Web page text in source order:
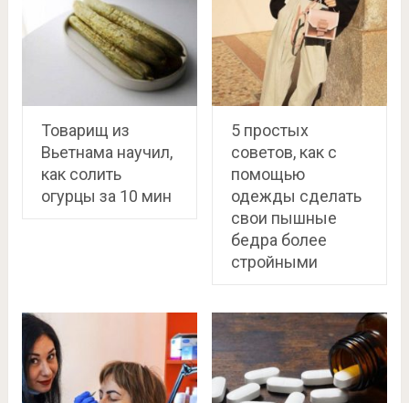
Товарищ из
Вьетнама научил,
как солить
огурцы за 10 мин
5 простых
советов, как с
помощью
одежды сделать
свои пышные
бедра более
стройными